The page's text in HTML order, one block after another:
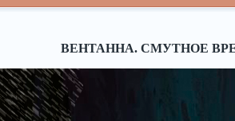
ВЕНТАННА. СМУТНОЕ